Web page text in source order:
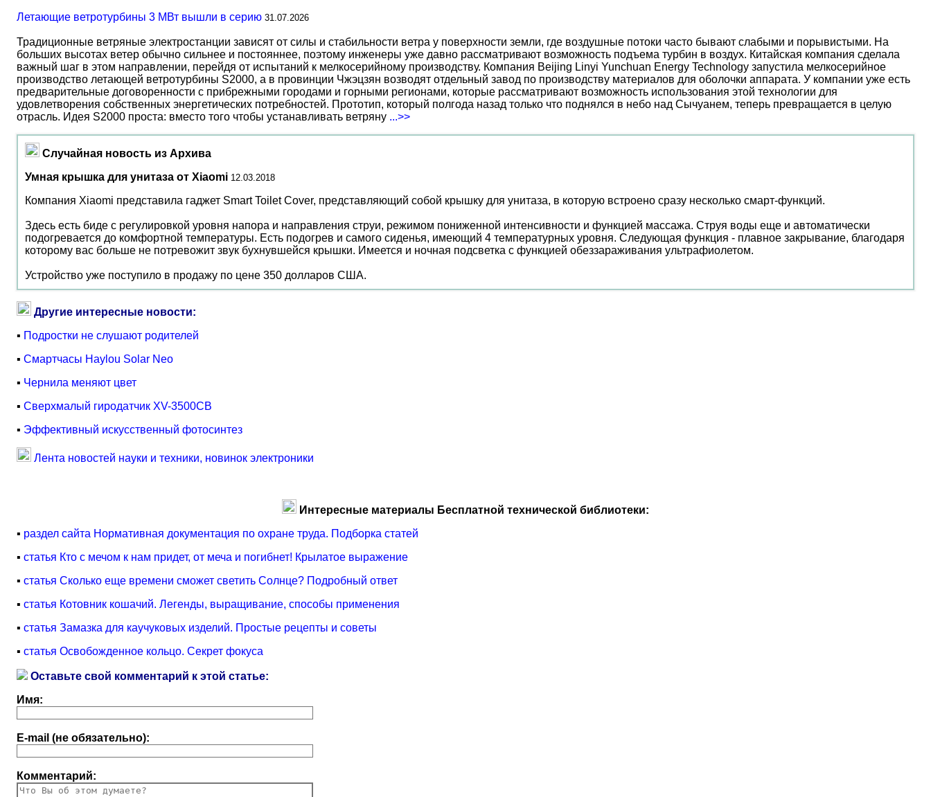
Летающие ветротурбины 3 МВт вышли в серию 31.07.2026
Традиционные ветряные электростанции зависят от силы и стабильности ветра у поверхности земли, где воздушные потоки часто бывают слабыми и порывистыми. На
больших высотах ветер обычно сильнее и постояннее, поэтому инженеры уже давно рассматривают возможность подъема турбин в воздух. Китайская компания сделала
важный шаг в этом направлении, перейдя от испытаний к мелкосерийному производству. Компания Beijing Linyi Yunchuan Energy Technology запустила мелкосерийное
производство летающей ветротурбины S2000, а в провинции Чжэцзян возводят отдельный завод по производству материалов для оболочки аппарата. У компании уже есть
предварительные договоренности с прибрежными городами и горными регионами, которые рассматривают возможность использования этой технологии для
удовлетворения собственных энергетических потребностей. Прототип, который полгода назад только что поднялся в небо над Сычуанем, теперь превращается в целую
отрасль. Идея S2000 проста: вместо того чтобы устанавливать ветряну ...>>
Случайная новость из Архива
Умная крышка для унитаза от Xiaomi 12.03.2018
Компания Xiaomi представила гаджет Smart Toilet Cover, представляющий собой крышку для унитаза, в которую встроено сразу несколько смарт-функций.
Здесь есть биде с регулировкой уровня напора и направления струи, режимом пониженной интенсивности и функцией массажа. Струя воды еще и автоматически
подогревается до комфортной температуры. Есть подогрев и самого сиденья, имеющий 4 температурных уровня. Следующая функция - плавное закрывание, благодаря
которому вас больше не потревожит звук бухнувшейся крышки. Имеется и ночная подсветка с функцией обеззараживания ультрафиолетом.
Устройство уже поступило в продажу по цене 350 долларов США.
Другие интересные новости:
▪ Подростки не слушают родителей
▪ Смартчасы Haylou Solar Neo
▪ Чернила меняют цвет
▪ Сверхмалый гиродатчик XV-3500CB
▪ Эффективный искусственный фотосинтез
Лента новостей науки и техники, новинок электроники
Интересные материалы Бесплатной технической библиотеки:
▪ раздел сайта Нормативная документация по охране труда. Подборка статей
▪ статья Кто с мечом к нам придет, от меча и погибнет! Крылатое выражение
▪ статья Сколько еще времени сможет светить Солнце? Подробный ответ
▪ статья Котовник кошачий. Легенды, выращивание, способы применения
▪ статья Замазка для каучуковых изделий. Простые рецепты и советы
▪ статья Освобожденное кольцо. Секрет фокуса
Оставьте свой комментарий к этой статье:
Имя:
E-mail (не обязательно):
Комментарий: